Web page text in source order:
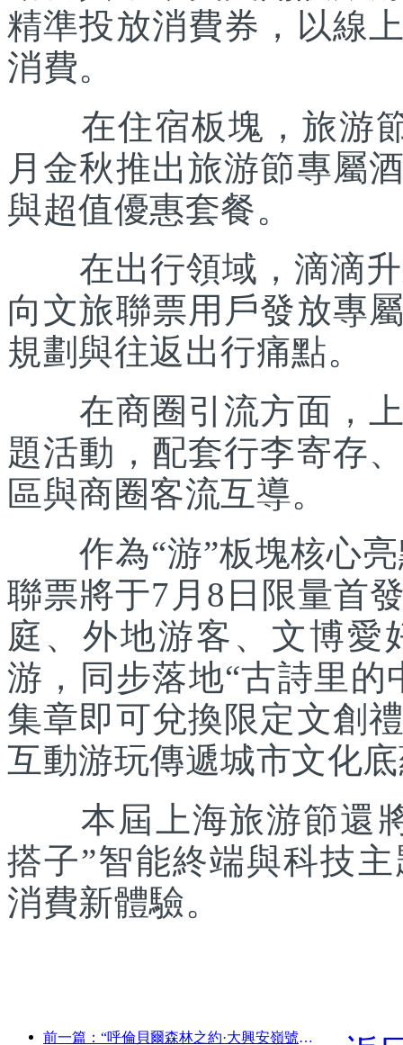
精準投放消費券，以線
消費。
在住宿板塊，旅游節
月金秋推出旅游節專屬
與超值優惠套餐。
在出行領域，滴滴升
向文旅聯票用戶發放專
規劃與往返出行痛點。
在商圈引流方面，上
題活動，配套行李寄存
區與商圈客流互導。
作為“游”板塊核心亮
聯票將于7月8日限量首
庭、外地游客、文博愛
游，同步落地“古詩里
集章即可兌換限定文創
互動游玩傳遞城市文化
本屆上海旅游節還將
搭子”智能終端與科技
消費新體驗。
前一篇：“呼倫貝爾森林之約·大興安嶺號--星光列車·天翼之旅”旅游專列首發